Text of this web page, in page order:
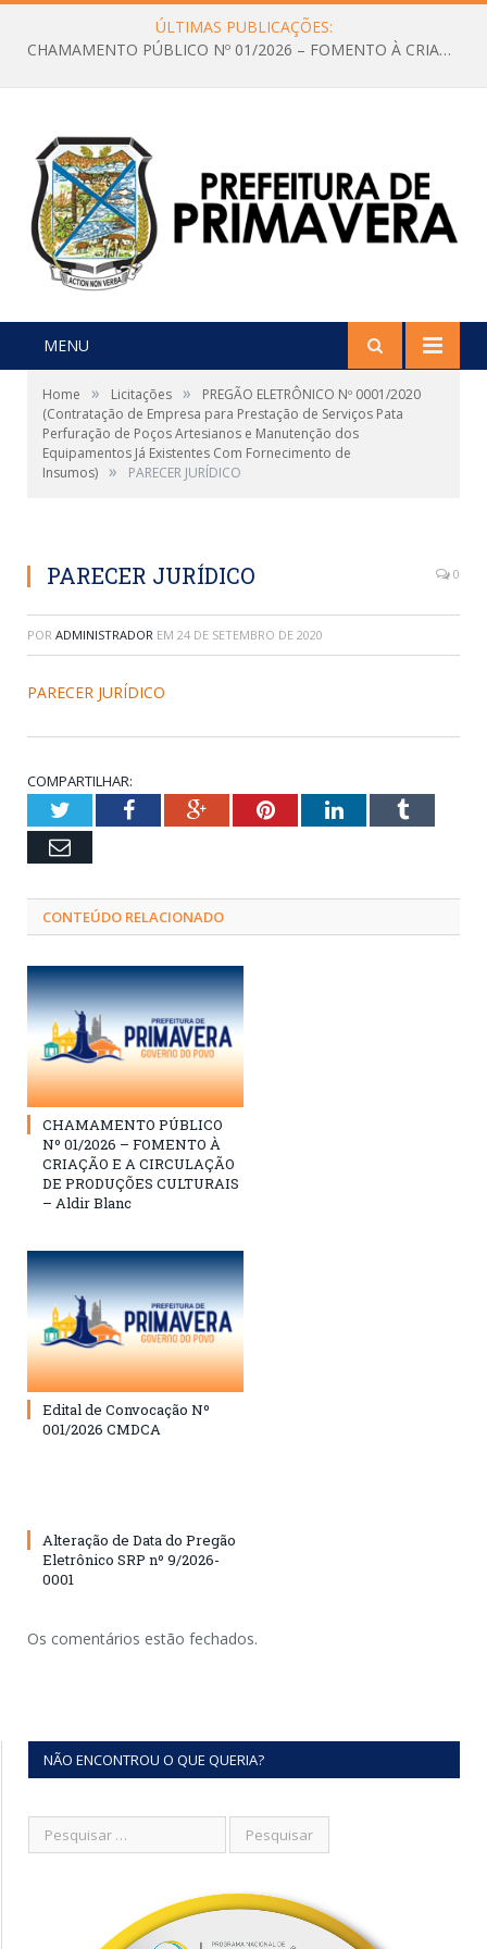
ÚLTIMAS PUBLICAÇÕES:
CHAMAMENTO PÚBLICO Nº 01/2026 – FOMENTO À CRIAÇÃO E A CIRCULAÇÃO DE PRODUÇÕES CULTURAIS – Aldir Blanc
MENU
Home » Licitações »
PREGÃO ELETRÔNICO Nº 0001/2020
(Contratação de Empresa para Prestação de Serviços Pata
Perfuração de Poços Artesianos e Manutenção dos
Equipamentos Já Existentes Com Fornecimento de
Insumos) » PARECER JURÍDICO
PARECER JURÍDICO 0
POR ADMINISTRADOR EM 24 DE SETEMBRO DE 2020
PARECER JURÍDICO
COMPARTILHAR:
TwitterFacebookGoogle+PinterestLinkedInTumblr
Email
CONTEÚDO RELACIONADO
CHAMAMENTO PÚBLICO
Nº 01/2026 – FOMENTO À
CRIAÇÃO E A CIRCULAÇÃO
DE PRODUÇÕES CULTURAIS
– Aldir Blanc
Edital de Convocação Nº
001/2026 CMDCA
Alteração de Data do Pregão
Eletrônico SRP nº 9/2026-
0001
Os comentários estão fechados.
NÃO ENCONTROU O QUE QUERIA?